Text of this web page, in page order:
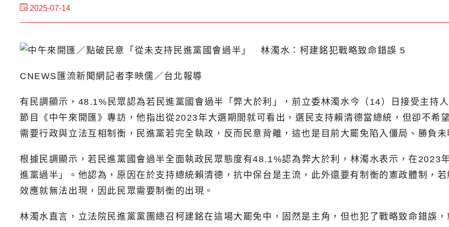
2025-07-14
CNEWS匯流新聞網記者李映儒／台北報導
有民調顯示，48.1%民眾認為若民進黨國會過半「弊大於利」，前立委林濁水今（14）日接受主持
節目《中午來開匯》專訪，他指出從2023年大選期間就可看出，選民支持賴清德當總統，但卻不希
需要行政與立法互相制衡，民進黨若完全執政，反而民意背離，這也是目前大罷免陷入僵局、勝負未
根據民調顯示，若民進黨國會過半全面執政民眾態度有48.1%認為弊大於利，林濁水表示，在2023
進黨過半」。他認為，原因在於支持總統賴清德，抗中保台是主流，此外還要有制衡的憲政體制，
效應就無法出現，因此民眾需要制衡的出現。
林濁水直言，立法院民進黨黨團總召柯建銘在這場大罷免中，固然是主角，但也犯了戰略致命錯誤